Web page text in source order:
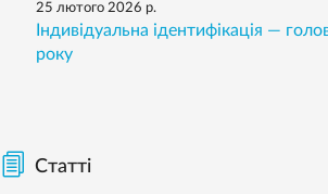
25 лютого 2026 р.
Індивідуальна ідентифікація —
року
Статті